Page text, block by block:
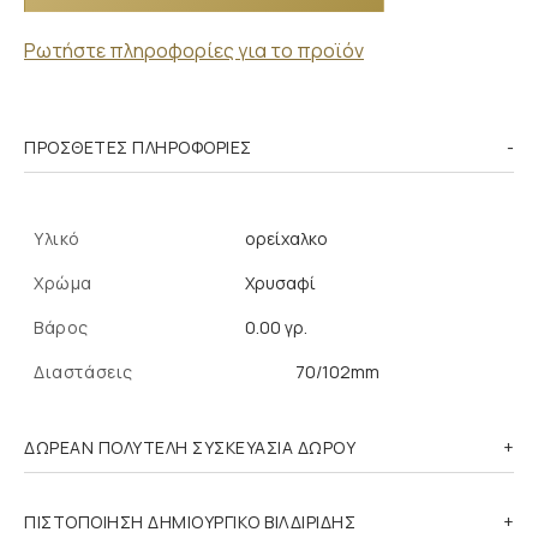
Ρωτήστε πληροφορίες για το προϊόν
ΠΡΌΣΘΕΤΕΣ ΠΛΗΡΟΦΟΡΊΕΣ
Υλικό
ορείχαλκο
Χρώμα
Χρυσαφί
Βάρος
0.00 γρ.
Διαστάσεις
70/102mm
ΔΩΡΕΑΝ ΠΟΛΥΤΕΛΗ ΣΥΣΚΕΥΑΣΙΑ ΔΩΡΟΥ
ΠΙΣΤΟΠΟΙΗΣΗ ΔΗΜΙΟΥΡΓΙΚΟ ΒΙΛΔΙΡΙΔΗΣ